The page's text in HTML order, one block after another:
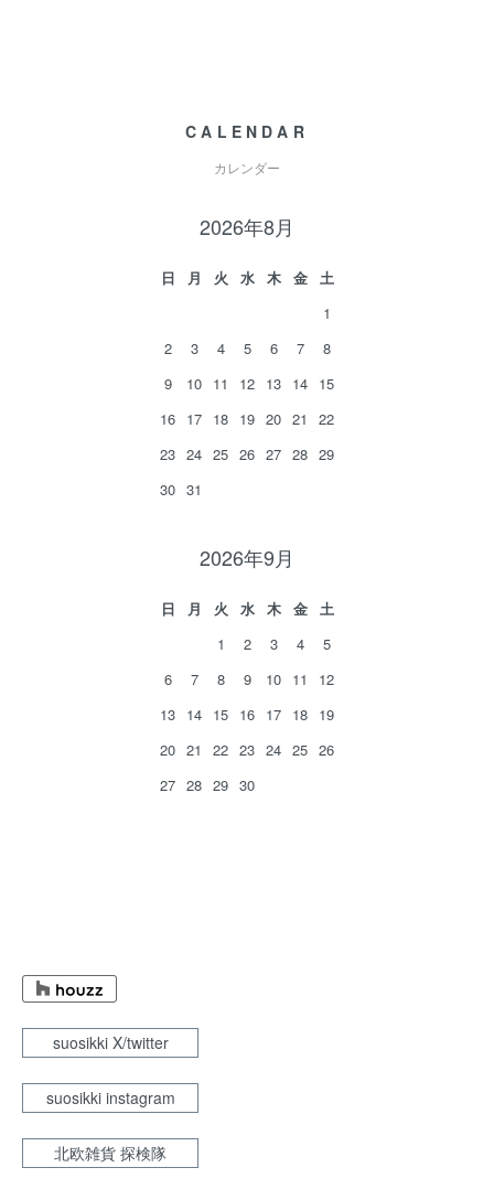
CALENDAR
カレンダー
2026年8月
日 月 火 水 木 金
土
1
2
3 4 5 6 7
8
9
10 11 12 13 14 15
16 17 18 19 20 21
22
23 24 25 26 27 28 29
30 31
2026年9月
日 月 火 水 木 金
土
1
2 3 4
5
6
7 8 9 10 11
12
13 14 15 16 17 18 19
20 21 22 23 24 25 26
27 28 29 30
suosikki X/twitter
suosikki instagram
北欧雑貨 探検隊